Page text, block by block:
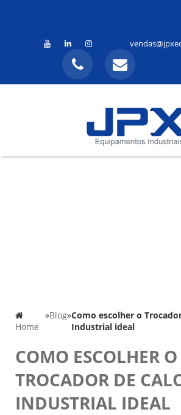
Home
»Blog»Como escolher o
Industrial ideal
COMO ESCOLHER O
TROCADOR DE
INDUSTRIAL IDEAL